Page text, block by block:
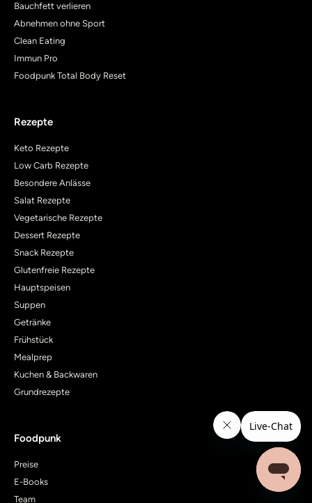
Bauchfett verlieren
Abnehmen ohne Sport
Clean Eating
Immun Pro
Foodpunk Total Body Reset
Rezepte
Keto Rezepte
Low Carb Rezepte
Besondere Anlässe
Salat Rezepte
Vegetarische Rezepte
Dessert Rezepte
Snack Rezepte
Glutenfreie Rezepte
Hauptspeisen
Suppen
Getränke
Frühstück
Mealprep
Kuchen & Backwaren
Grundrezepte
Foodpunk
Preise
E-Books
Team